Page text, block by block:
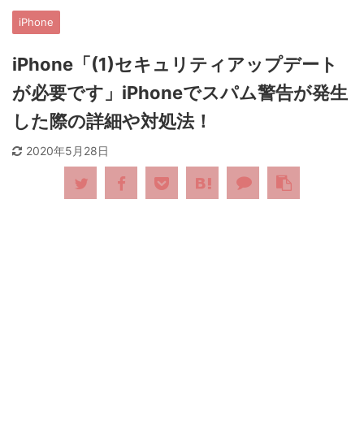
iPhone
iPhone「(1)セキュリティアップデート
が必要です」iPhoneでスパム警告が発生
した際の詳細や対処法！
2020年5月28日